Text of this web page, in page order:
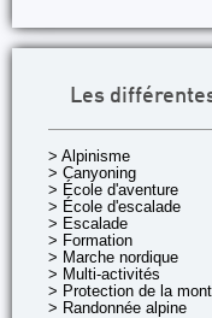
Les
> Alpinisme
> Canyoning
> École d'aventure
> École d'escalade
> Escalade
> Formation
> Marche nordique
> Multi-activités
> Protection de la
> Randonnée alpine